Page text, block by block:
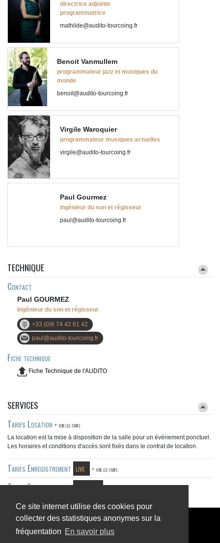
Ce site internet utilise des cookies pour
collecter des statistiques anonymes sur la
fréquentation En savoir plus
directrice adjointe
programmatrice
mathilde@audito-tourcoing.fr
Benoit Vanmullem
programmateur jazz et musiques du
monde
benoit@audito-tourcoing.fr
Virgile Waroquier
programmateur musiques actuelles
virgile@audito-tourcoing.fr
Paul Gourmez
ingénieur du son et régisseur
paul@audito-tourcoing.fr
TECHNIQUE
Contact
Paul GOURMEZ
Ingénieur du son et régisseur
+33 (0)6 74 42 61 42
paul@audito-tourcoing.fr
Fiche technique
Fiche Technique de l'AUDITO
SERVICES
Tarifs Location + voir les tarifs
La location est la mise à disposition de la salle pour un événement ponctuel.
Les horaires et conditions d'accès sont fixés dans le contrat de location.
Tarifs Enregistrement live + voir les tarifs
Tarifs Enregistrement
Audito - Café de Paris
5, place de la République